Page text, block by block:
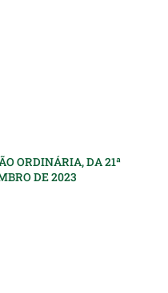
ORDINÁRIA, DA 21ª
DE 2023